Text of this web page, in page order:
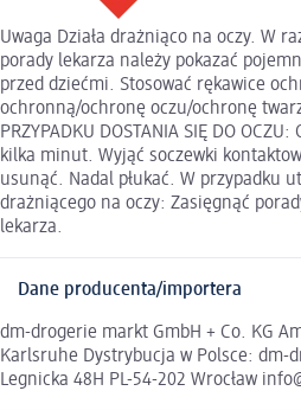
Uwaga Działa drażniąco na oczy. W
porady lekarza należy pokazać
przed dziećmi. Stosować rękawice
ochronną/ochronę oczu/ochronę
PRZYPADKU DOSTANIA SIĘ DO
kilka minut. Wyjąć soczewki
usunąć. Nadal płukać. W przypadku
drażniącego na oczy: Zasięgnąć
lekarza.
Dane producenta/importera
dm-drogerie markt GmbH + Co. KG
Karlsruhe Dystrybucja w Polsce: dm-
Legnicka 48H PL-54-202 Wrocław